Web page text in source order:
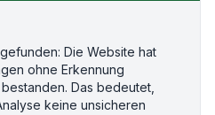
Die Website hat
ohne Erkennung
Das bedeutet,
keine unsicheren